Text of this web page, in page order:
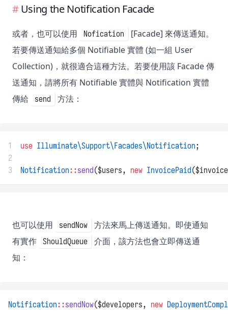
Using the Notification Facade
或者，也可以使用 Nofication
[Facade] 來傳送通知。
若要傳送通知給多個 Notifiable 實體 (如一組 User
Collection)，就很適合這種方法。若要使用該 Facade 傳
送通知，請將所有 Notifiable 實體與 Notification 實體
傳給
send 方法：
1 use Illuminate\Support\Facades\Notification;
2
3
Notification::send($users, new InvoicePaid
也可以使用 sendNow
方法來馬上傳送通知。即使通知
有實作 ShouldQueue
介面，該方法也會立即傳送通
知：
Notification::sendNow($developers, new